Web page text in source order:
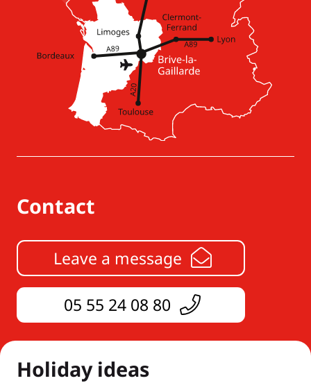
Contact
Leave a message
05 55 24 08 80
Holiday ideas